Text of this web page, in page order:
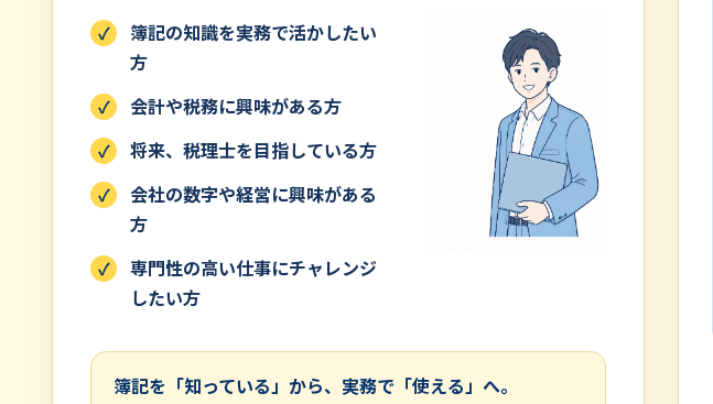
簿記の知識を実務で活かしたい
方
会計や税務に興味がある方
将来、税理士を目指している方
会社の数字や経営に興味がある
方
専門性の高い仕事にチャレンジ
したい方
簿記を「知っている」から、実務で「使える」へ。